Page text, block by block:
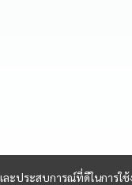
ะประสบการณ์ที่ดีในการใ
Copyright